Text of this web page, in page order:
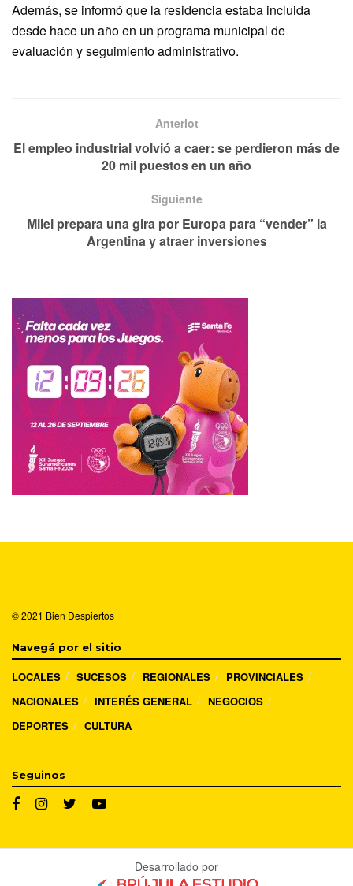
Además, se informó que la residencia estaba incluida
desde hace un año en un programa municipal de
evaluación y seguimiento administrativo.
Anteriot
El empleo industrial volvió a caer: se perdieron más de
20 mil puestos en un año
Siguiente
Milei prepara una gira por Europa para “vender” la
Argentina y atraer inversiones
© 2021 Bien Despiertos
Navegá por el sitio
LOCALES SUCESOS REGIONALES
PROVINCIALES
NACIONALES
INTERÉS GENERAL
NEGOCIOS
DEPORTES
CULTURA
Seguinos
Desarrollado por